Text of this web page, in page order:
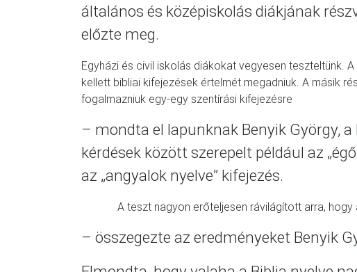
általános és középiskolás diákjának
előzte meg.
Egyházi és civil iskolás diákokat vegyesen teszteltünk.
kellett bibliai kifejezések értelmét megadniuk. A másik
fogalmazniuk egy-egy szentírási kifejezésre
– mondta el lapunknak Benyik György,
kérdések között szerepelt például az
az „angyalok nyelve” kifejezés.
A teszt nagyon erőteljesen rávilágított arra,
– összegezte az eredményeket Benyik